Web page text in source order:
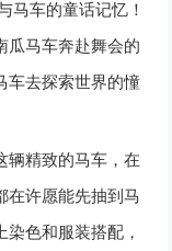
马车的童话记忆！
瓜马车奔赴舞会的
车去探索世界的憧
辆精致的马车，在
在许愿能先抽到马
色和服装搭配，